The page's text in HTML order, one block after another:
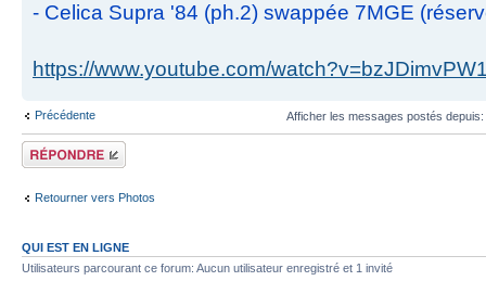
- Celica Supra '84 (ph.2) swappée 7MGE
https://www.youtube.com/
Précédente Afficher les messages postés depuis:
Écrire un
commentaire
Retourner vers Photos
QUI EST EN LIGNE
Utilisateurs parcourant ce forum: Aucun utilisateur enregistré et 1 invité